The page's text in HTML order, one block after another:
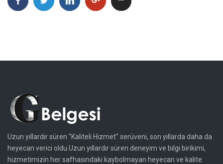
Uzun yıllardır süren "Kaliteli Hizmet" serüveni, son yıllarda daha da
heyecan verici oldu.Uzun yıllardır süren deneyim ve bilgi birikimi,
hizmetimizin her safhasındaki kaybolmayan heyecan ve kalite